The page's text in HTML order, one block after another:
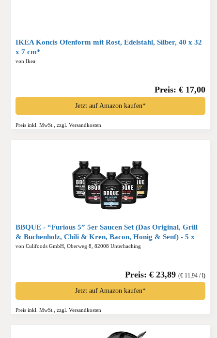
IKEA Koncis Ofenform mit Rost, Edelstahl, Silber, 40 x 32
x 7 cm*
von Ikea
Preis: € 17,00
Jetzt auf Amazon kaufen*
Preis inkl. MwSt., zzgl. Versandkosten
BBQUE - “Furious 5” 5er Saucen Set (Das Original, Grill
& Buchenholz, Chili & Kren, Bacon, Honig & Senf) - 5 x
400ml Barbecue-Saucen*
von Culifoods GmbH, Oberweg 8, 82008 Unterhaching
Preis: € 23,89(€ 11,94 / l)
Jetzt auf Amazon kaufen*
Preis inkl. MwSt., zzgl. Versandkosten